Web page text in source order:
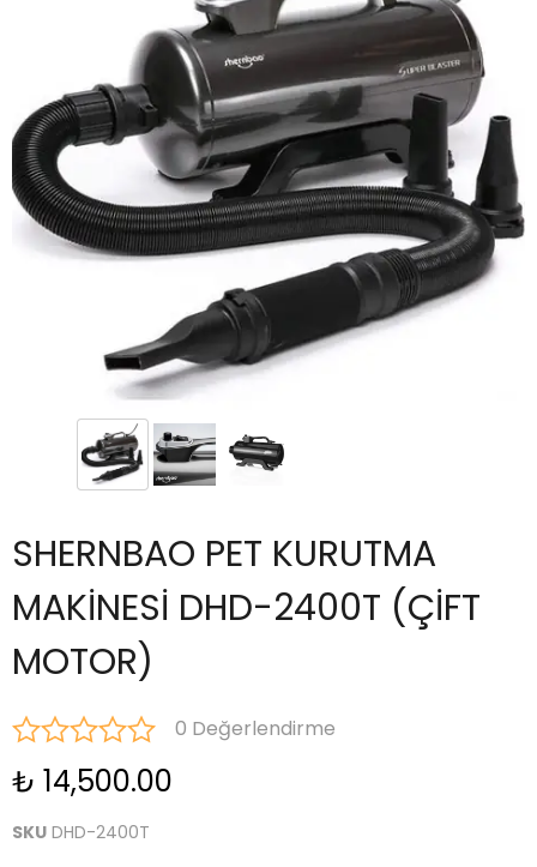
SHERNBAO PET KURUTMA
MAKİNESİ DHD-2400T (ÇİFT
MOTOR)
0 Değerlendirme
₺ 14,500.00
SKU DHD-2400T